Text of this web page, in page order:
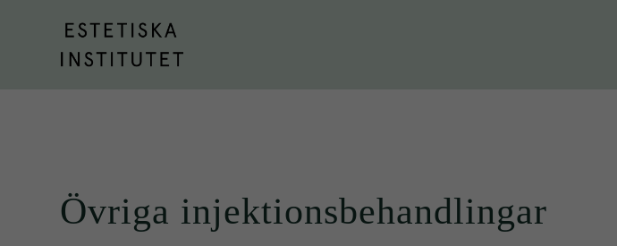
Övriga injektionsbehandlingar